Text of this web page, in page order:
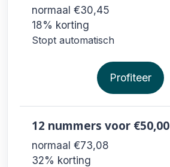
normaal €30,45
18% korting
Stopt automatisch
Profiteer
12 nummers voor €50,00
normaal €73,08
32% korting